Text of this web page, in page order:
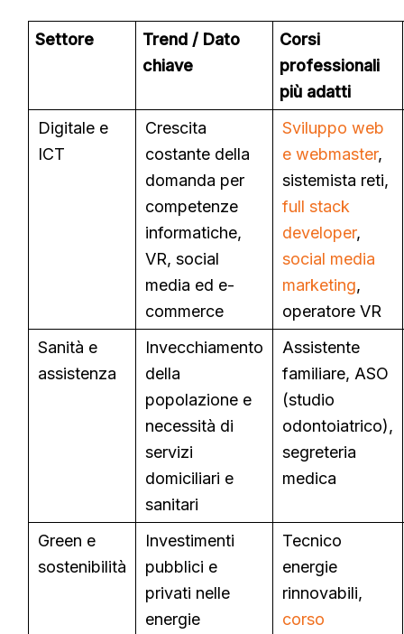
Settore
Trend / Dato
chiave
Corsi
professionali
più adatti
Digitale e
ICT
Crescita
costante della
domanda per
competenze
informatiche,
VR, social
media ed e-
commerce
Sviluppo web
e webmaster,
sistemista reti,
full stack
developer,
social media
marketing,
operatore VR
Sanità e
assistenza
Invecchiamento
della
popolazione e
necessità di
servizi
domiciliari e
sanitari
Assistente
familiare, ASO
(studio
odontoiatrico),
segreteria
medica
Green e
sostenibilità
Investimenti
pubblici e
privati nelle
energie
Tecnico
energie
rinnovabili,
corso